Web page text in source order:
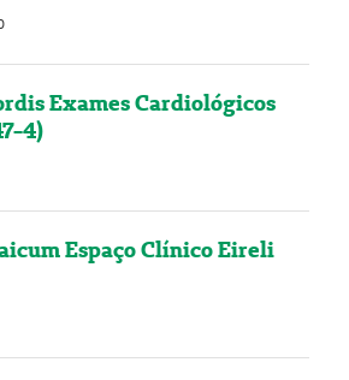
Exames Cardiológicos
4)
Espaço Clínico Eireli